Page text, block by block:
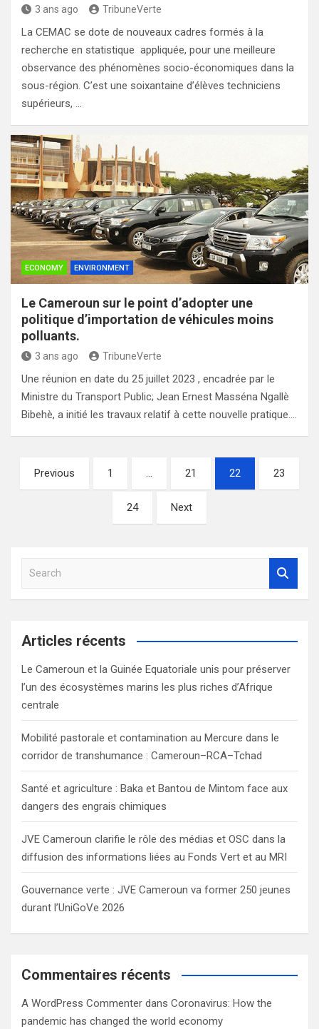
3 ans ago TribuneVerte
La CEMAC se dote de nouveaux cadres formés à la
recherche en statistique appliquée, pour une meilleure
observance des phénomènes socio-économiques dans la
sous-région. C’est une soixantaine d’élèves techniciens
supérieurs, …
ECONOMY ENVIRONMENT
Le Cameroun sur le point d’adopter une
politique d’importation de véhicules moins
polluants.
3 ans ago TribuneVerte
Une réunion en date du 25 juillet 2023 , encadrée par le
Ministre du Transport Public; Jean Ernest Masséna Ngallè
Bibehè, a initié les travaux relatif à cette nouvelle pratique.…
Pagination
des
Previous 1 … 21 22 23
24 Next
a
c
Articles récents
Le Cameroun et la Guinée Equatoriale unis pour préserver
l’un des écosystèmes marins les plus riches d’Afrique
centrale
Mobilité pastorale et contamination au Mercure dans le
corridor de transhumance : Cameroun–RCA–Tchad
Santé et agriculture : Baka et Bantou de Mintom face aux
dangers des engrais chimiques
JVE Cameroun clarifie le rôle des médias et OSC dans la
diffusion des informations liées au Fonds Vert et au MRI
Gouvernance verte : JVE Cameroun va former 250 jeunes
durant l’UniGoVe 2026
Commentaires récents
A WordPress Commenter dans Coronavirus: How the
pandemic has changed the world economy